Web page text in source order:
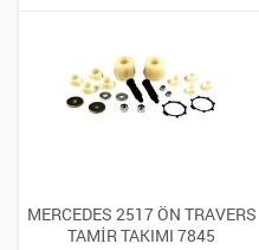
MERCEDES 2517 ÖN TRAVERS
TAMİR TAKIMI 7845